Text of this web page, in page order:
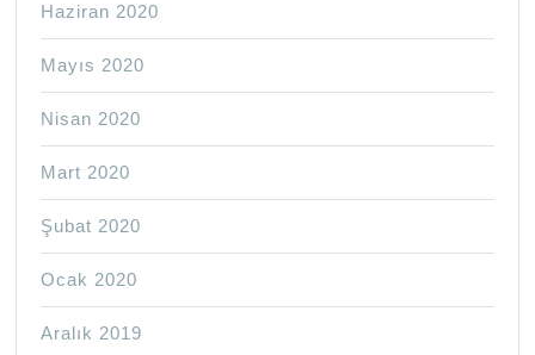
Haziran 2020
Mayıs 2020
Nisan 2020
Mart 2020
Şubat 2020
Ocak 2020
Aralık 2019